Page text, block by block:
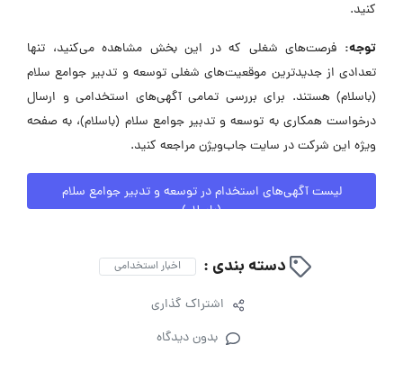
کنید.
توجه: فرصت‌های شغلی که در این بخش مشاهده می‌کنید، تنها
تعدادی از جدیدترین موقعیت‌های شغلی توسعه و تدبیر جوامع سلام
(باسلام) هستند. برای بررسی تمامی آگهی‌های استخدامی و ارسال
درخواست همکاری به توسعه و تدبیر جوامع سلام (باسلام)، به صفحه
ویژه این شرکت در سایت جاب‌ویژن مراجعه کنید.
لیست آگهی‌های استخدام در توسعه و تدبیر جوامع سلام
(باسلام)
دسته بندی : اخبار استخدامی
اشتراک گذاری
بدون دیدگاه